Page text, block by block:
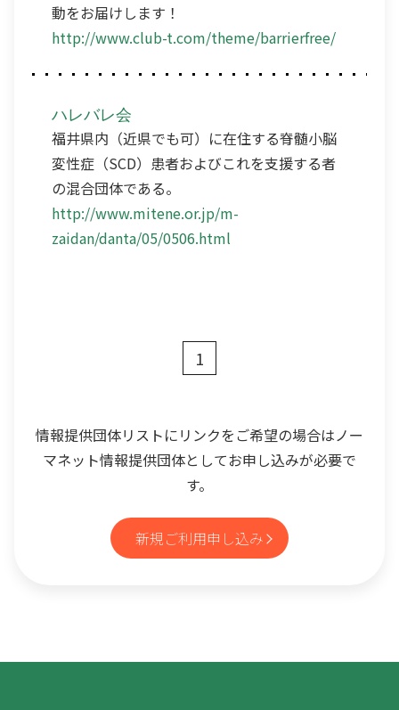
動をお届けします！
http://www.club-t.com/theme/barrierfree/
ハレバレ会
福井県内（近県でも可）に在住する脊髄小脳
変性症（SCD）患者およびこれを支援する者
の混合団体である。
http://www.mitene.or.jp/m-
zaidan/danta/05/0506.html
1
情報提供団体リストにリンクをご希望の場合はノー
マネット情報提供団体としてお申し込みが必要で
す。
新規ご利用申し込み